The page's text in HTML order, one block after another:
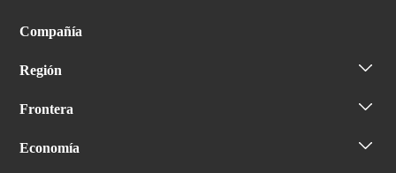
Compañía
Región
Frontera
Economía